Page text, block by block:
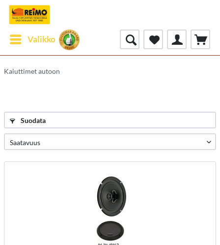
Valikko
Kaiuttimet autoon
Suodata